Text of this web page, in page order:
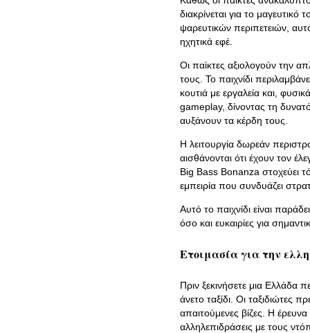
διακρίνεται για το
ψαρευτικών περιπετειών,
ηχητικά εφέ.
Οι παίκτες αξιολογούν την
τους. Το παιχνίδι
κουτιά με εργαλεία και,
gameplay, δίνοντας τη
αυξάνουν τα κέρδη τους.
Η λειτουργία δωρεάν
αισθάνονται ότι έχουν τον
Big Bass Bonanza στοχεύει
εμπειρία που συνδυάζει
Αυτό το παιχνίδι είναι
όσο και ευκαιρίες για
Ετοιμασία για την
Πριν ξεκινήσετε μια Ελλάδα
άνετο ταξίδι. Οι ταξιδιώτες
απαιτούμενες βίζες. Η
αλληλεπιδράσεις με τους